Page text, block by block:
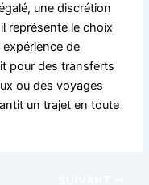
une discrétion
représente le choix
de
pour des transferts
ou des voyages
un trajet en toute